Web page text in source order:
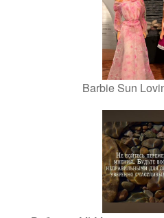
Barbie Sun